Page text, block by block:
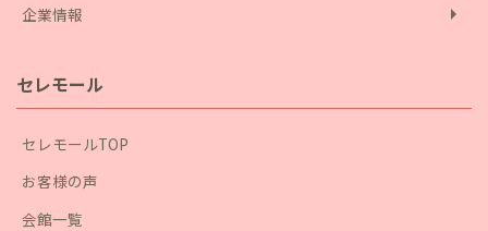
企業情報 arrow_right
セレモール
セレモールTOP
お客様の声
会館一覧